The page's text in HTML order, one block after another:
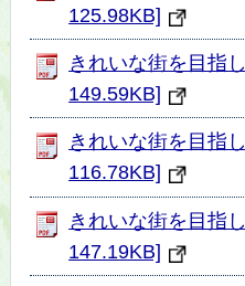
125.98KB]
きれいな街を目指
149.59KB]
きれいな街を目指
116.78KB]
きれいな街を目指
147.19KB]